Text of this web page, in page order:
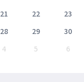
21 22
23
28 29
30
4 5 6